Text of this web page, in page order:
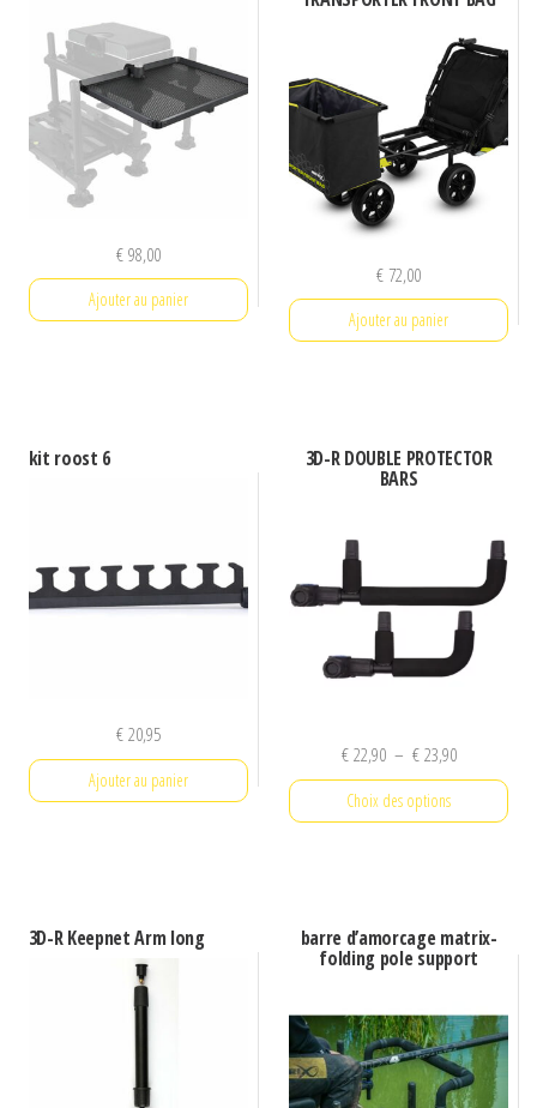
€98,00
Ajouter au panier
€ 72,00
Ajouter au panier
kit roost 6
€20,95
Ajouter au panier
3D-R DOUBLE PROTECTOR
BARS
€22,90 – €23,90Plage
de
Choix des options
plusieurs
Les
options
peuvent
3D-R Keepnet Arm long barre d’amorcage matrix-
folding pole support